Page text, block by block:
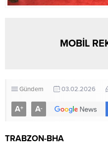
MOBİL
Gündem 03.02.2026
A+ A-
TRABZON-BHA